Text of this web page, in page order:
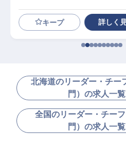
キープ 詳しく
北海道のリーダー・チー
門）の求人一覧
全国のリーダー・チー
門）の求人一覧